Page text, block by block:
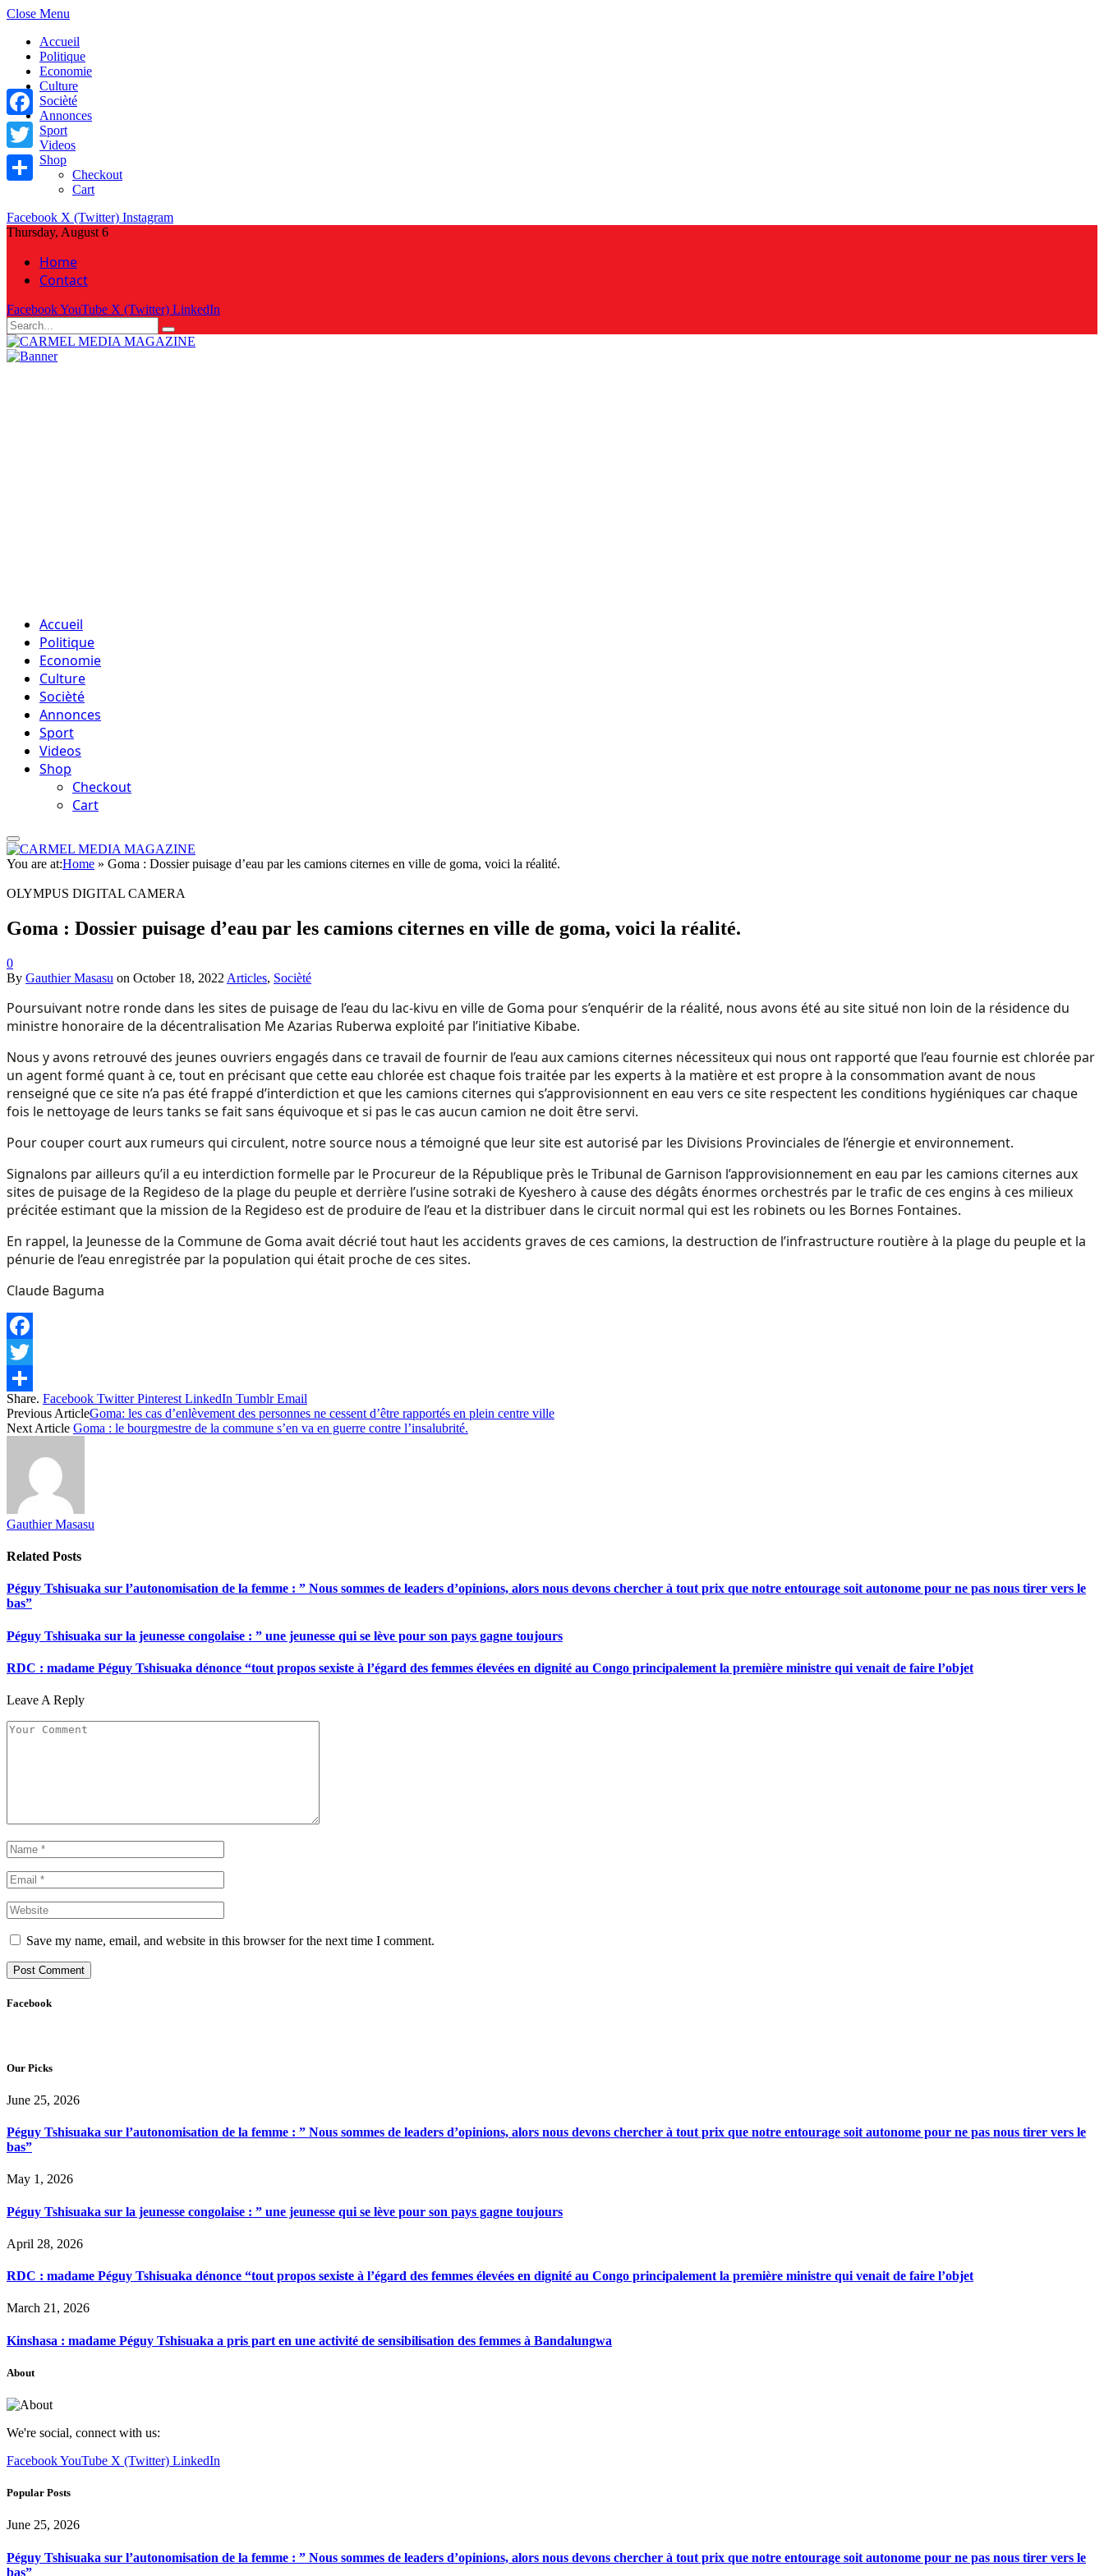
Close Menu
Accueil
Politique
Economie
Culture
Socièté
Annonces
Sport
Videos
Shop
Checkout
Cart
Facebook X (Twitter) Instagram
Thursday, August 6
Home
Contact
FacebookYouTube X (Twitter) LinkedIn
Accueil
Politique
Economie
Culture
Socièté
Annonces
Sport
Videos
Shop
Checkout
Cart
You are at:Home » Goma : Dossier puisage d’eau par les camions citernes en ville de goma, voici la réalité.
OLYMPUS DIGITAL CAMERA
Goma : Dossier puisage d’eau par les camions citernes en ville de goma, voici la réalité.
0
By Gauthier Masasu on October 18, 2022 Articles, Socièté
Poursuivant notre ronde dans les sites de puisage de l’eau du lac-kivu en ville de Goma pour s’enquérir de la réalité, nous avons été au site situé non loin de la résidence du
ministre honoraire de la décentralisation Me Azarias Ruberwa exploité par l’initiative Kibabe.
Nous y avons retrouvé des jeunes ouvriers engagés dans ce travail de fournir de l’eau aux camions citernes nécessiteux qui nous ont rapporté que l’eau fournie est chlorée par
un agent formé quant à ce, tout en précisant que cette eau chlorée est chaque fois traitée par les experts à la matière et est propre à la consommation avant de nous
renseigné que ce site n’a pas été frappé d’interdiction et que les camions citernes qui s’approvisionnent en eau vers ce site respectent les conditions hygiéniques car chaque
fois le nettoyage de leurs tanks se fait sans équivoque et si pas le cas aucun camion ne doit être servi.
Pour couper court aux rumeurs qui circulent, notre source nous a témoigné que leur site est autorisé par les Divisions Provinciales de l’énergie et environnement.
Signalons par ailleurs qu’il a eu interdiction formelle par le Procureur de la République près le Tribunal de Garnison l’approvisionnement en eau par les camions citernes aux
sites de puisage de la Regideso de la plage du peuple et derrière l’usine sotraki de Kyeshero à cause des dégâts énormes orchestrés par le trafic de ces engins à ces milieux
précitée estimant que la mission de la Regideso est de produire de l’eau et la distribuer dans le circuit normal qui est les robinets ou les Bornes Fontaines.
En rappel, la Jeunesse de la Commune de Goma avait décrié tout haut les accidents graves de ces camions, la destruction de l’infrastructure routière à la plage du peuple et la
pénurie de l’eau enregistrée par la population qui était proche de ces sites.
Claude Baguma
Facebook
Twitter
Share
Share. Facebook Twitter Pinterest LinkedIn Tumblr Email
Previous ArticleGoma: les cas d’enlèvement des personnes ne cessent d’être rapportés en plein centre ville
Next Article Goma : le bourgmestre de la commune s’en va en guerre contre l’insalubrité.
Gauthier Masasu
Related Posts
Péguy Tshisuaka sur l’autonomisation de la femme : ” Nous sommes de leaders d’opinions, alors nous devons chercher à tout prix que notre entourage soit autonome pour ne pas nous tirer vers le
bas”
Péguy Tshisuaka sur la jeunesse congolaise : ” une jeunesse qui se lève pour son pays gagne toujours
RDC : madame Péguy Tshisuaka dénonce “tout propos sexiste à l’égard des femmes élevées en dignité au Congo principalement la première ministre qui venait de faire l’objet
Leave A Reply
Save my name, email, and website in this browser for the next time I comment.
Facebook
Our Picks
June 25, 2026
Péguy Tshisuaka sur l’autonomisation de la femme : ” Nous sommes de leaders d’opinions, alors nous devons chercher à tout prix que notre entourage soit autonome pour ne pas nous tirer vers le
bas”
May 1, 2026
Péguy Tshisuaka sur la jeunesse congolaise : ” une jeunesse qui se lève pour son pays gagne toujours
April 28, 2026
RDC : madame Péguy Tshisuaka dénonce “tout propos sexiste à l’égard des femmes élevées en dignité au Congo principalement la première ministre qui venait de faire l’objet
March 21, 2026
Kinshasa : madame Péguy Tshisuaka a pris part en une activité de sensibilisation des femmes à Bandalungwa
About
We're social, connect with us:
FacebookYouTube X (Twitter) LinkedIn
Popular Posts
June 25, 2026
Péguy Tshisuaka sur l’autonomisation de la femme : ” Nous sommes de leaders d’opinions, alors nous devons chercher à tout prix que notre entourage soit autonome pour ne pas nous tirer vers le
bas”
Facebook
Twitter